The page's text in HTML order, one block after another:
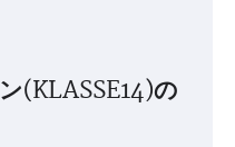
(KLASSE14)の